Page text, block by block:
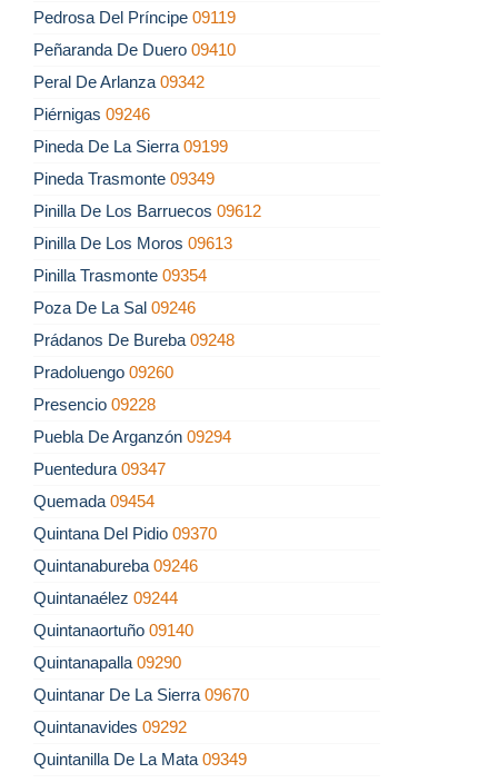
Pedrosa Del Príncipe 09119
Peñaranda De Duero 09410
Peral De Arlanza 09342
Piérnigas 09246
Pineda De La Sierra 09199
Pineda Trasmonte 09349
Pinilla De Los Barruecos 09612
Pinilla De Los Moros 09613
Pinilla Trasmonte 09354
Poza De La Sal 09246
Prádanos De Bureba 09248
Pradoluengo 09260
Presencio 09228
Puebla De Arganzón 09294
Puentedura 09347
Quemada 09454
Quintana Del Pidio 09370
Quintanabureba 09246
Quintanaélez 09244
Quintanaortuño 09140
Quintanapalla 09290
Quintanar De La Sierra 09670
Quintanavides 09292
Quintanilla De La Mata 09349